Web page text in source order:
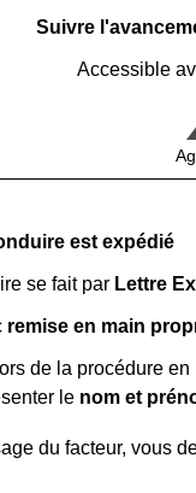
Suivre
Accessible
est expédié
se fait par Lettre
remise en main
de la procédure en
le nom et
du facteur, vous